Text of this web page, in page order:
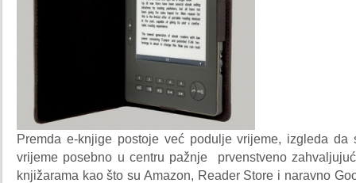
Premda e-knjige postoje već podulje vrijeme, izgleda da
vrijeme posebno u centru pažnje prvenstveno
knjižarama kao što su Amazon, Reader Store i naravno